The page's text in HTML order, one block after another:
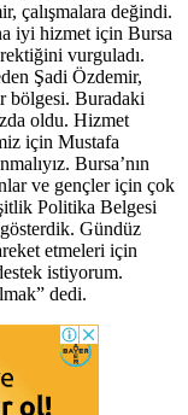
çalışmalara değindi.
iyi hizmet için Bursa
vurguladı.
Şadi Özdemir,
bölgesi. Buradaki
oldu. Hizmet
için Mustafa
Bursa’nın
ve gençler için çok
Politika Belgesi
Gündüz
etmeleri için
istiyorum.
dedi.